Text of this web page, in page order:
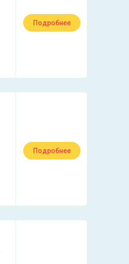
Подробнее
Подробнее